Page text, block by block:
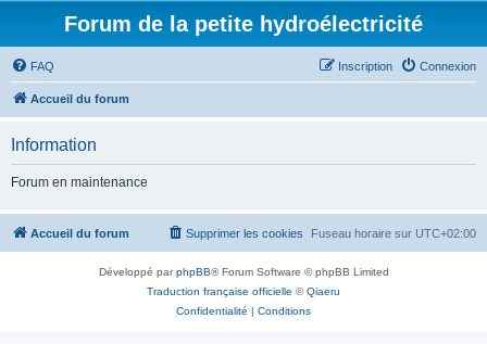
Forum de la petite hydroélectricité
FAQ Connexion
Inscription
Accueil du forum
Information
Forum en maintenance
Accueil du forum Fuseau horaire sur UTC+02:00
Supprimer les cookies
Développé parphpBB® Forum Software © phpBB Limited
Traduction française officielle ©Qiaeru
Confidentialité | Conditions